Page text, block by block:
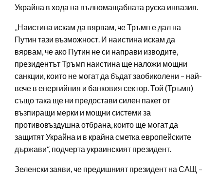
Украйна в хода на пълномащабната руска инвазия.
„Наистина искам да вярвам, че Тръмп е дал на
Путин тази възможност. И наистина искам да
вярвам, че ако Путин не си направи изводите,
президентът Тръмп наистина ще наложи мощни
санкции, които не могат да бъдат заобиколени – най-
вече в енергийния и банковия сектор. Той (Тръмп)
също така ще ни предостави силен пакет от
възпиращи мерки и мощни системи за
противовъздушна отбрана, които ще могат да
защитят Украйна и в крайна сметка европейските
държави“, подчерта украинският президент.
Зеленски заяви, че предишният президент на САЩ –